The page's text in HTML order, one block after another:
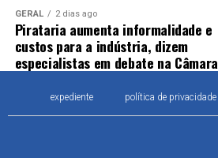
GERAL 2 dias ago
Pirataria aumenta informalidade e
custos para a indústria, dizem
especialistas em debate na Câmara
expediente política de privacidade